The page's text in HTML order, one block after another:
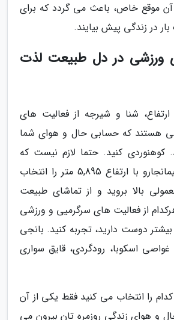
آن موقع خاص، باعث می گردد که برای
در زندگی پیش بیایند.
ورزشی در دل طبیعت لذت
شنا و شیرجه از فعالیت های
هستند که حسابی حال و هوای شما
کوهنوردی کنید. حتما لازم نیست که
برای صعود، کوه کلیمانجارو با ارتفاع 5,895 متر را انتخاب
بالا بروید و از تماشای طبیعت
از فعالیت های سرگرمیی و ورزشی
دوست دارید، تجربه کنید. بانجی
غواصی اسکوبا، رودگردی، قایق سواری
را انتخاب می کنید فقط یکی از آن
و هوای زندگی روزمره تان بیرون می